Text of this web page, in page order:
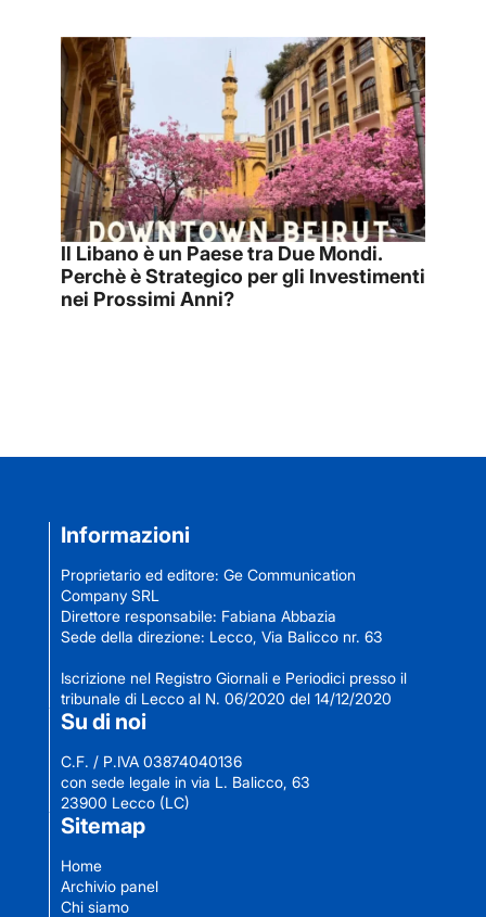
Il Libano è un Paese tra Due Mondi.
Perchè è Strategico per gli Investimenti
nei Prossimi Anni?
Informazioni
Proprietario ed editore: Ge Communication
Company SRL
Direttore responsabile: Fabiana Abbazia
Sede della direzione: Lecco, Via Balicco nr. 63
Iscrizione nel Registro Giornali e Periodici presso il
tribunale di Lecco al N. 06/2020 del 14/12/2020
Su di noi
C.F. / P.IVA 03874040136
con sede legale in via L. Balicco, 63
23900 Lecco (LC)
Sitemap
Home
Archivio panel
Chi siamo